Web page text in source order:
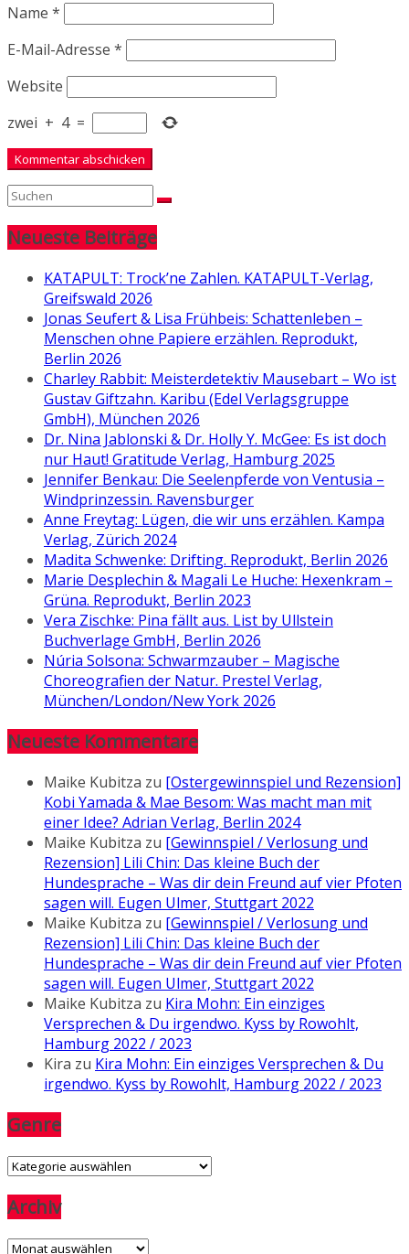
Name *
E-Mail-Adresse *
Website
zwei + 4 =
Neueste Beiträge
KATAPULT: Trock’ne Zahlen. KATAPULT-Verlag,
Greifswald 2026
Jonas Seufert & Lisa Frühbeis: Schattenleben –
Menschen ohne Papiere erzählen. Reprodukt,
Berlin 2026
Charley Rabbit: Meisterdetektiv Mausebart – Wo ist
Gustav Giftzahn. Karibu (Edel Verlagsgruppe
GmbH), München 2026
Dr. Nina Jablonski & Dr. Holly Y. McGee: Es ist doch
nur Haut! Gratitude Verlag, Hamburg 2025
Jennifer Benkau: Die Seelenpferde von Ventusia –
Windprinzessin. Ravensburger
Anne Freytag: Lügen, die wir uns erzählen. Kampa
Verlag, Zürich 2024
Madita Schwenke: Drifting. Reprodukt, Berlin 2026
Marie Desplechin & Magali Le Huche: Hexenkram –
Grüna. Reprodukt, Berlin 2023
Vera Zischke: Pina fällt aus. List by Ullstein
Buchverlage GmbH, Berlin 2026
Núria Solsona: Schwarmzauber – Magische
Choreografien der Natur. Prestel Verlag,
München/London/New York 2026
Neueste Kommentare
Maike Kubitza zu [Ostergewinnspiel und Rezension]
Kobi Yamada & Mae Besom: Was macht man mit
einer Idee? Adrian Verlag, Berlin 2024
Maike Kubitza zu [Gewinnspiel / Verlosung und
Rezension] Lili Chin: Das kleine Buch der
Hundesprache – Was dir dein Freund auf vier Pfoten
sagen will. Eugen Ulmer, Stuttgart 2022
Maike Kubitza zu [Gewinnspiel / Verlosung und
Rezension] Lili Chin: Das kleine Buch der
Hundesprache – Was dir dein Freund auf vier Pfoten
sagen will. Eugen Ulmer, Stuttgart 2022
Maike Kubitza zu Kira Mohn: Ein einziges
Versprechen & Du irgendwo. Kyss by Rowohlt,
Hamburg 2022 / 2023
Kira zu Kira Mohn: Ein einziges Versprechen & Du
irgendwo. Kyss by Rowohlt, Hamburg 2022 / 2023
Genre
Genre
Archiv
Archiv